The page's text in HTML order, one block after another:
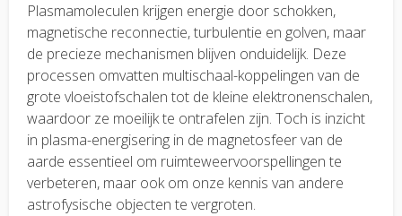
Plasmamoleculen krijgen energie door schokken,
magnetische reconnectie, turbulentie en golven, maar
de precieze mechanismen blijven onduidelijk. Deze
processen omvatten multischaal-koppelingen van de
grote vloeistofschalen tot de kleine elektronenschalen,
waardoor ze moeilijk te ontrafelen zijn. Toch is inzicht
in plasma-energisering in de magnetosfeer van de
aarde essentieel om ruimteweervoorspellingen te
verbeteren, maar ook om onze kennis van andere
astrofysische objecten te vergroten.